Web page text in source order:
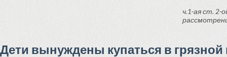
ч.1-ая ст. 2-
Дети вынуждены купаться в грязной